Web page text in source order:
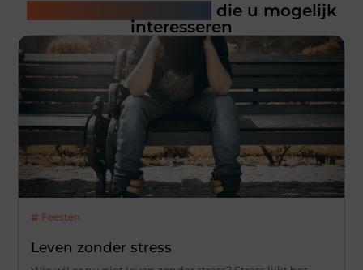
die u mogelijk
interesseren
Feesten
Leven zonder stress